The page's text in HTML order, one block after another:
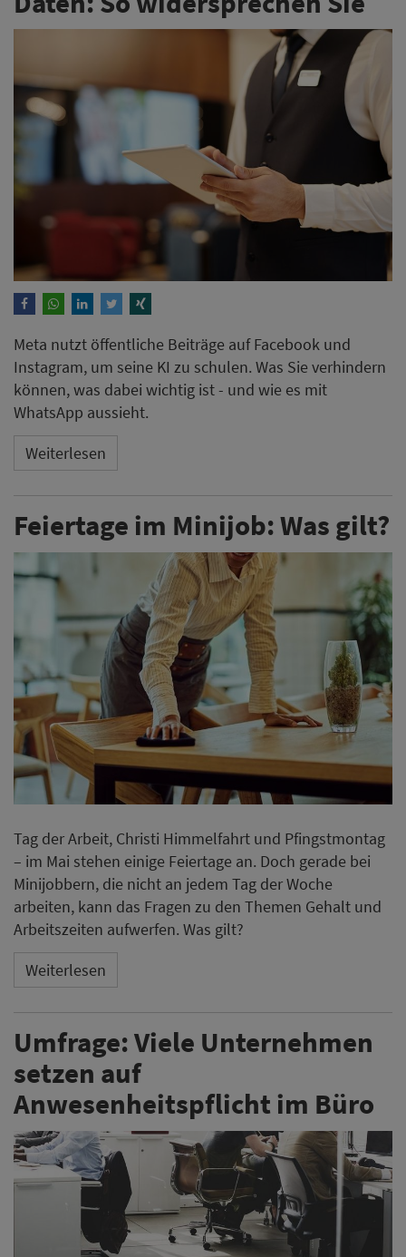
Meta nutzt öffentliche Beiträge auf Facebook und
Instagram, um seine KI zu schulen. Was Sie verhindern
können, was dabei wichtig ist - und wie es mit
WhatsApp aussieht.
Weiterlesen
Feiertage im Minijob: Was gilt?
Tag der Arbeit, Christi Himmelfahrt und Pfingstmontag
– im Mai stehen einige Feiertage an. Doch gerade bei
Minijobbern, die nicht an jedem Tag der Woche
arbeiten, kann das Fragen zu den Themen Gehalt und
Arbeitszeiten aufwerfen. Was gilt?
Weiterlesen
Umfrage: Viele Unternehmen
setzen auf
Anwesenheitspflicht im Büro